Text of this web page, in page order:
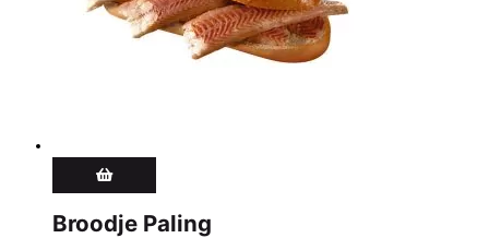
Broodje Paling